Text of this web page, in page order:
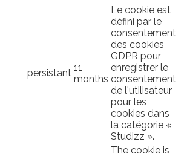
persistant 11
months
Le cookie est
défini par le
consentement
des cookies
GDPR pour
enregistrer le
consentement
de l'utilisateur
pour les
cookies dans
la catégorie «
Studizz ».
The cookie is